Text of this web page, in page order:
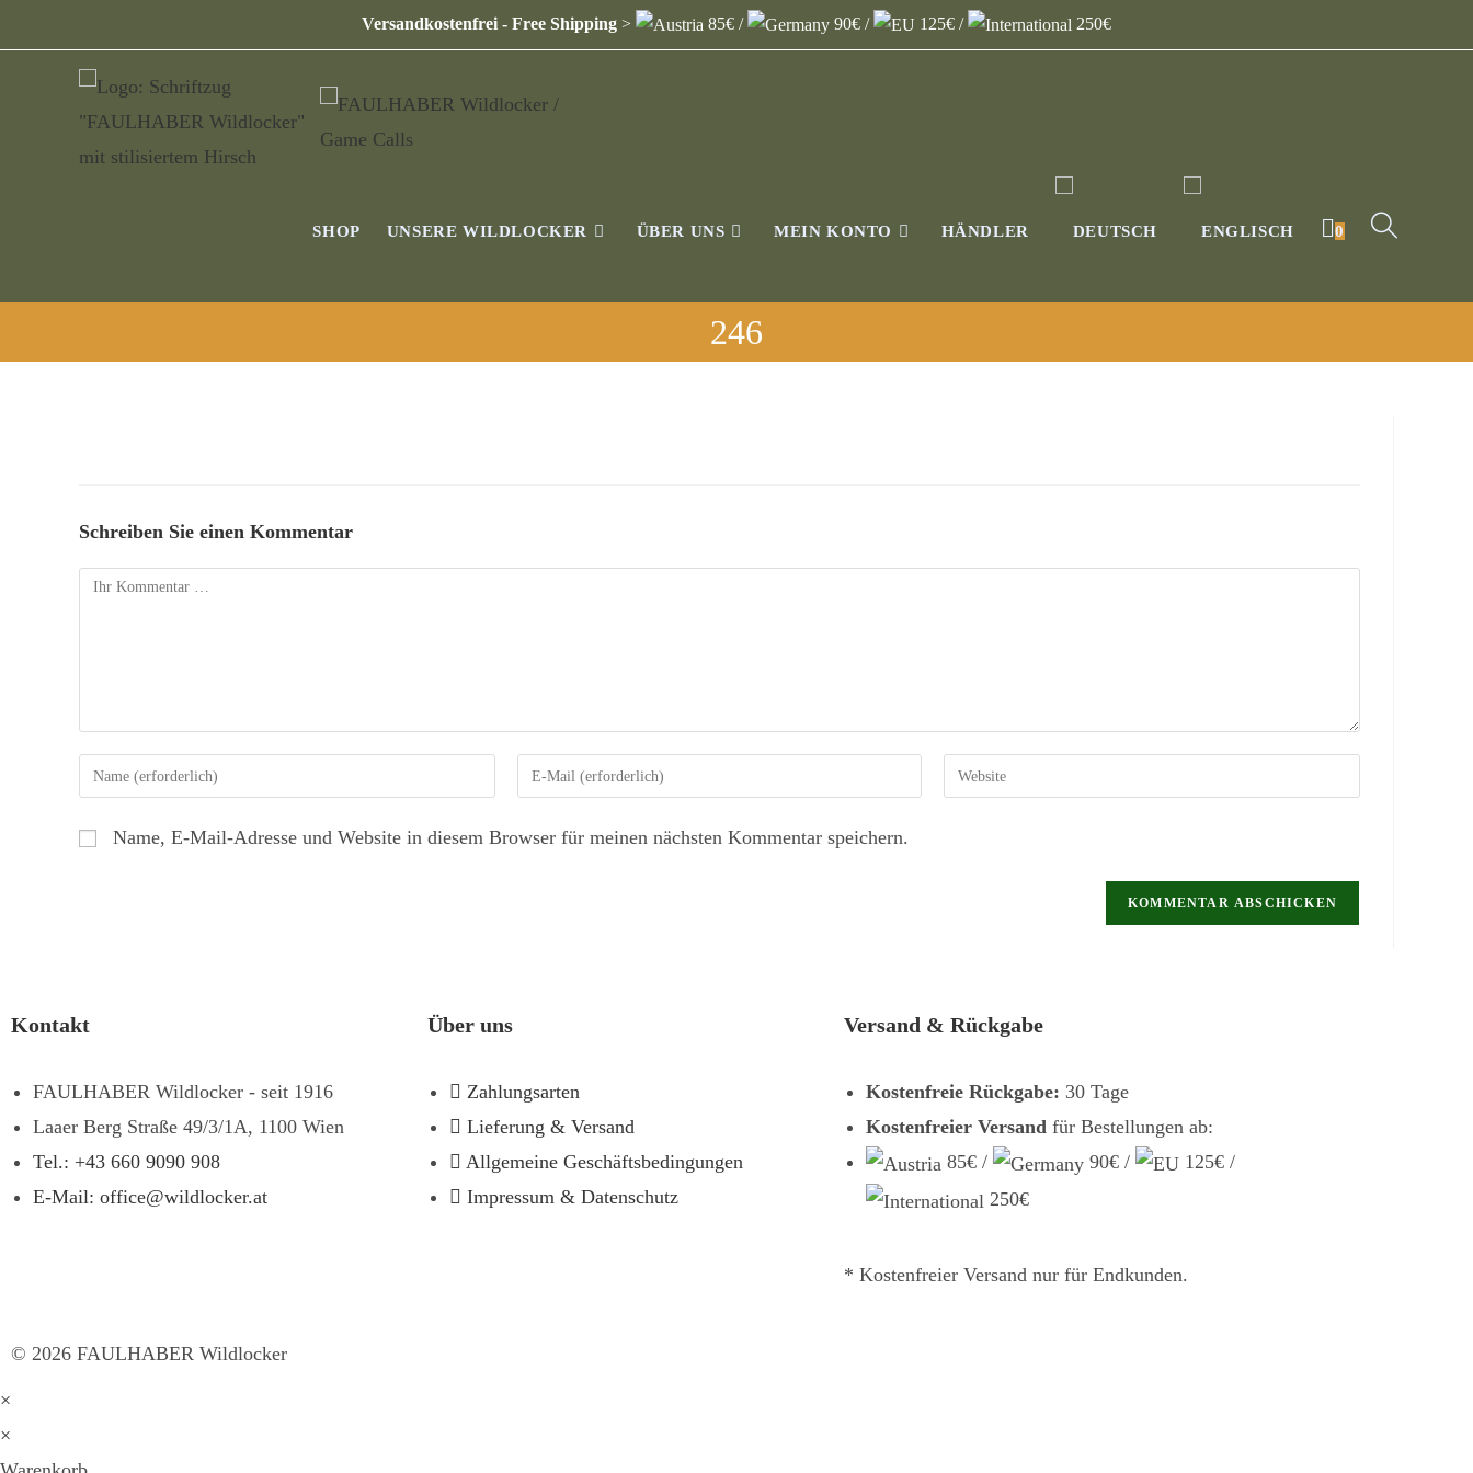
Versandkostenfrei - Free Shipping > 85€ / 90€ / 125€ / 250€
SHOP UNSERE WILDLOCKER ÜBER UNS MEIN KONTO HÄNDLER 0
246
Schreiben Sie einen Kommentar
Name, E-Mail-Adresse und Website in diesem Browser für meinen nächsten Kommentar speichern.
Kontakt
FAULHABER Wildlocker - seit 1916
Laaer Berg Straße 49/3/1A, 1100 Wien
Tel.: +43 660 9090 908
E-Mail: office@wildlocker.at
Über uns
Zahlungsarten
Lieferung & Versand
Allgemeine Geschäftsbedingungen
Impressum & Datenschutz
Versand & Rückgabe
Kostenfreie Rückgabe: 30 Tage
Kostenfreier Versandfür Bestellungen ab:
85€ /
90€ /
125€ /
250€
* Kostenfreier Versand nur für Endkunden.
© 2026 FAULHABER Wildlocker
×
×